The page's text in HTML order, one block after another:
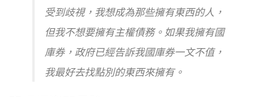
受到歧視，我想成為那些擁有東西的人，
但我不想要擁有主權債務。如果我擁有國
庫券，政府已經告訴我國庫券一文不值，
我最好去找點別的東西來擁有。